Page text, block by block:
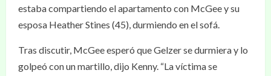
estaba compartiendo el apartamento con McGee y su
esposa Heather Stines (45), durmiendo en el sofá.
Tras discutir, McGee esperó que Gelzer se durmiera y lo
golpeó con un martillo, dijo Kenny. “La víctima se